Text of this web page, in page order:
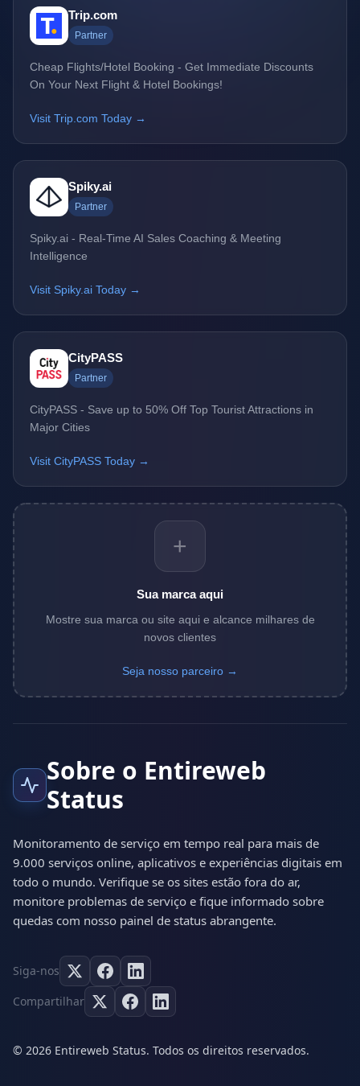
Trip.com
Partner
Cheap Flights/Hotel Booking - Get Immediate Discounts
On Your Next Flight & Hotel Bookings!
Visit Trip.com Today →
Spiky.ai
Partner
Spiky.ai - Real-Time AI Sales Coaching & Meeting
Intelligence
Visit Spiky.ai Today →
CityPASS
Partner
CityPASS - Save up to 50% Off Top Tourist Attractions in
Major Cities
Visit CityPASS Today →
+
Sua marca aqui
Mostre sua marca ou site aqui e alcance milhares de
novos clientes
Seja nosso parceiro →
Sobre o Entireweb
Status
Monitoramento de serviço em tempo real para mais de
9.000 serviços online, aplicativos e experiências digitais em
todo o mundo. Verifique se os sites estão fora do ar,
monitore problemas de serviço e fique informado sobre
quedas com nosso painel de status abrangente.
Siga-nos
Compartilhar
© 2026 Entireweb Status. Todos os direitos reservados.